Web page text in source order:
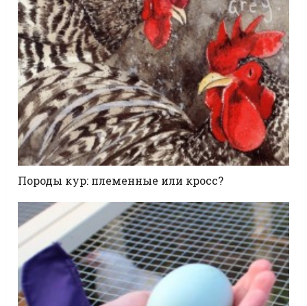
Породы кур: племенные или кросс?